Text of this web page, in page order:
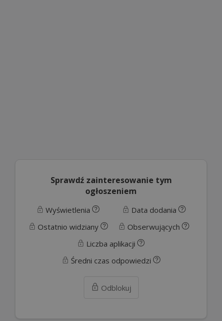
Sprawdź zainteresowanie tym
ogłoszeniem
Wyświetlenia
Data dodania
Ostatnio widziany
Obserwujących
Liczba aplikacji
Średni czas odpowiedzi
Odblokuj